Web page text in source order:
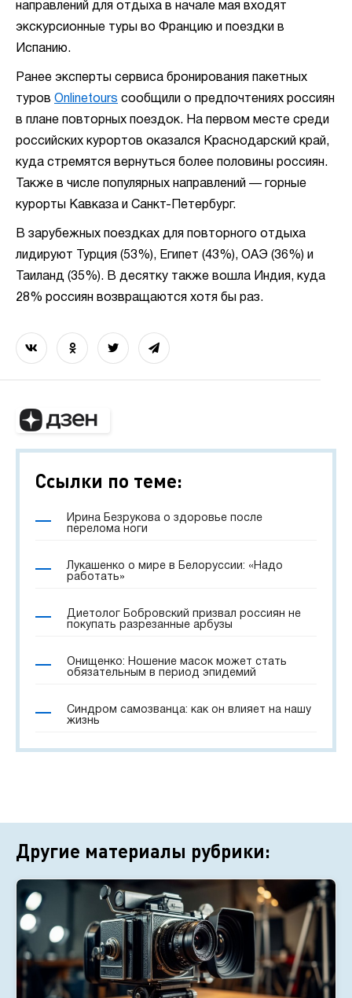
направлений для отдыха в начале мая входят
экскурсионные туры во Францию и поездки в
Испанию.
Ранее эксперты сервиса бронирования пакетных
туров Onlinetours сообщили о предпочтениях россиян
в плане повторных поездок. На первом месте среди
российских курортов оказался Краснодарский край,
куда стремятся вернуться более половины россиян.
Также в числе популярных направлений — горные
курорты Кавказа и Санкт-Петербург.
В зарубежных поездках для повторного отдыха
лидируют Турция (53%), Египет (43%), ОАЭ (36%) и
Таиланд (35%). В десятку также вошла Индия, куда
28% россиян возвращаются хотя бы раз.
Ссылки по теме:
Ирина Безрукова о здоровье после
перелома ноги
Лукашенко о мире в Белоруссии: «Надо
работать»
Диетолог Бобровский призвал россиян не
покупать разрезанные арбузы
Онищенко: Ношение масок может стать
обязательным в период эпидемий
Синдром самозванца: как он влияет на нашу
жизнь
Другие материалы рубрики: